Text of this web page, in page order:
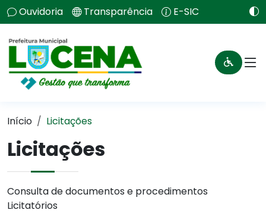
Ouvidoria Transparência E-SIC
Início Licitações
Licitações
Consulta de documentos e procedimentos
Licitatórios